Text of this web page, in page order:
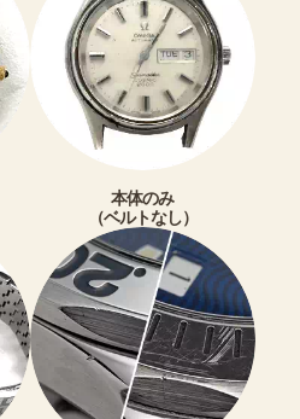
本体のみ
（ベルトなし）